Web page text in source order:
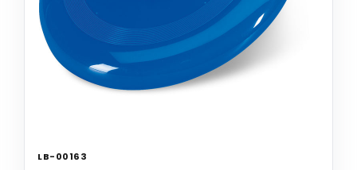
LB-00163